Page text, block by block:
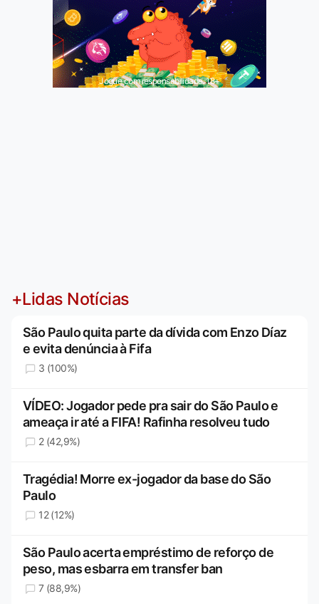
Jogue com responsabilidade. 18+
+Lidas Notícias
São Paulo quita parte da dívida com Enzo Díaz
e evita denúncia à Fifa
3 (100%)
VÍDEO: Jogador pede pra sair do São Paulo e
ameaça ir até a FIFA! Rafinha resolveu tudo
2 (42,9%)
Tragédia! Morre ex-jogador da base do São
Paulo
12 (12%)
São Paulo acerta empréstimo de reforço de
peso, mas esbarra em transfer ban
7 (88,9%)